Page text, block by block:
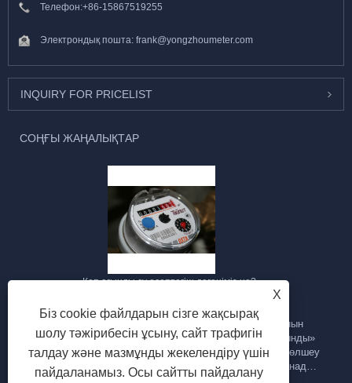
Телефон:+86-15867519255
Электрондық пошта: frank@yongzhoumeter.com
INQUIRY FOR PRICELIST
СОҢҒЫ ЖАҢАЛЫҚТАР
Көп ағынды су есептегіш дегеніміз не?
Көп ағынды су есептегіш - бұл құбыр арқылы су ағынын
өлшеуге арналған су есептегішінің бір түрі. Ол «көп ағынды»
деп аталады, себебі ол судың ағынының жылдамдығын өлшеу
үшін бірнеше су ағындарын немесе ағындарды пайдаланады.
Міне, көп ағынды су есептегішінің негізгі ерекшеліктері мен
X
Біз cookie файлдарын сізге жақсырақ
шолу тәжірибесін ұсыну, сайт трафигін
талдау және мазмұнды жекелендіру үшін
пайдаланамыз. Осы сайтты пайдалану